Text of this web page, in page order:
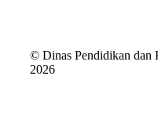
© Dinas Pendidikan dan
2026